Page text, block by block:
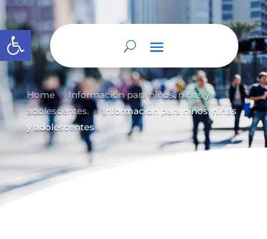
Abrir barra de herramientas
Home 9 Información para niños, niñas y
adolescentes. 9 Información para niños, niñas
y adolescentes